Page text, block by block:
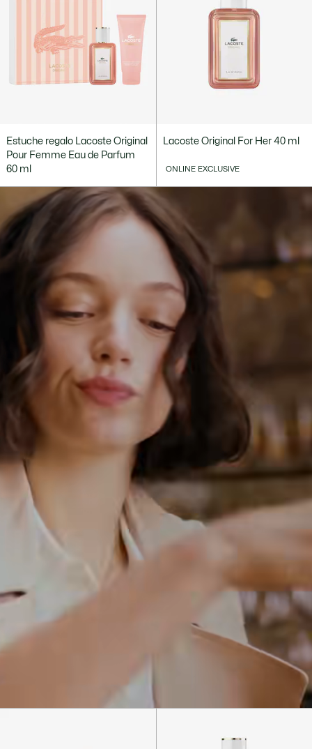
Estuche regalo Lacoste Original
Pour Femme Eau de Parfum
60 ml
Lacoste Original For Her 40 ml
ONLINE EXCLUSIVE